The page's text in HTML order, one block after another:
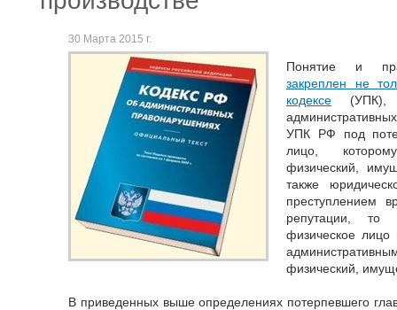
30 Марта 2015 г.
Понятие и
закреплен не
кодексе (УПК),
УПК РФ под
лицо,
физический,
также
преступлением
репутации, то
физическое лицо
физический,
В приведенных выше определениях потерпевшего